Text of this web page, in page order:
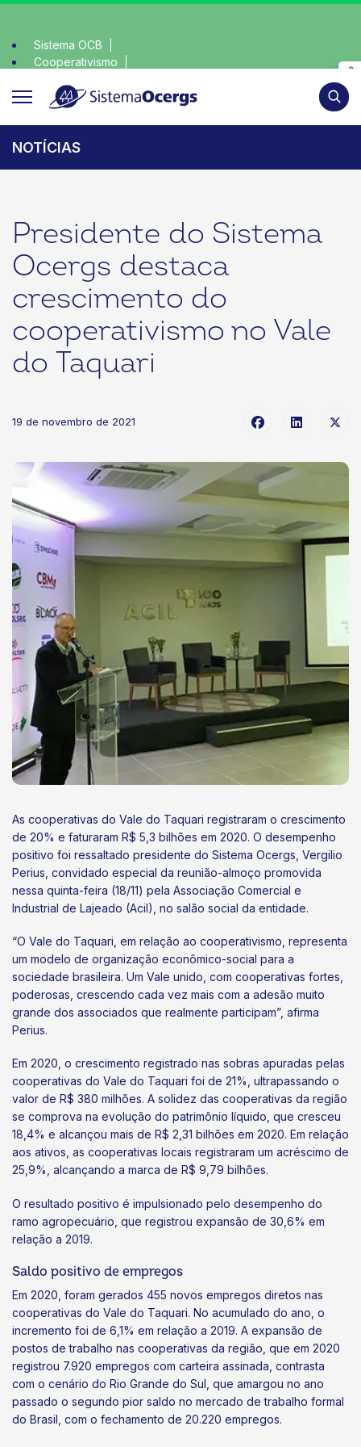
Sistema OCB
Cooperativismo
NOTÍCIAS
Presidente do Sistema
Ocergs destaca
crescimento do
cooperativismo no Vale
do Taquari
19 de novembro de 2021
As cooperativas do Vale do Taquari registraram o crescimento
de 20% e faturaram R$ 5,3 bilhões em 2020. O desempenho
positivo foi ressaltado presidente do Sistema Ocergs, Vergilio
Perius, convidado especial da reunião-almoço promovida
nessa quinta-feira (18/11) pela Associação Comercial e
Industrial de Lajeado (Acil), no salão social da entidade.
“O Vale do Taquari, em relação ao cooperativismo, representa
um modelo de organização econômico-social para a
sociedade brasileira. Um Vale unido, com cooperativas fortes,
poderosas, crescendo cada vez mais com a adesão muito
grande dos associados que realmente participam”, afirma
Perius.
Em 2020, o crescimento registrado nas sobras apuradas pelas
cooperativas do Vale do Taquari foi de 21%, ultrapassando o
valor de R$ 380 milhões. A solidez das cooperativas da região
se comprova na evolução do patrimônio líquido, que cresceu
18,4% e alcançou mais de R$ 2,31 bilhões em 2020. Em relação
aos ativos, as cooperativas locais registraram um acréscimo de
25,9%, alcançando a marca de R$ 9,79 bilhões.
O resultado positivo é impulsionado pelo desempenho do
ramo agropecuário, que registrou expansão de 30,6% em
relação a 2019.
Saldo positivo de empregos
Em 2020, foram gerados 455 novos empregos diretos nas
cooperativas do Vale do Taquari. No acumulado do ano, o
incremento foi de 6,1% em relação a 2019. A expansão de
postos de trabalho nas cooperativas da região, que em 2020
registrou 7.920 empregos com carteira assinada, contrasta
com o cenário do Rio Grande do Sul, que amargou no ano
passado o segundo pior saldo no mercado de trabalho formal
do Brasil, com o fechamento de 20.220 empregos.